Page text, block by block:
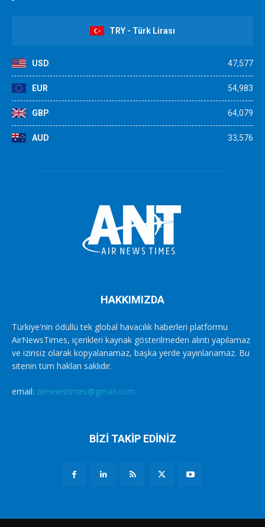
TRY - Türk Lirası
USD 47,577
EUR 54,983
GBP 64,079
AUD 33,576
HAKKIMIZDA
Türkiye'nin ödüllü tek global havacılık haberleri platformu
AirNewsTimes, içerikleri kaynak gösterilmeden alıntı yapılamaz
ve izinsiz olarak kopyalanamaz, başka yerde yayınlanamaz. Bu
sitenin tüm hakları saklıdır.
email: airnewstimes@gmail.com
BİZİ TAKİP EDİNİZ